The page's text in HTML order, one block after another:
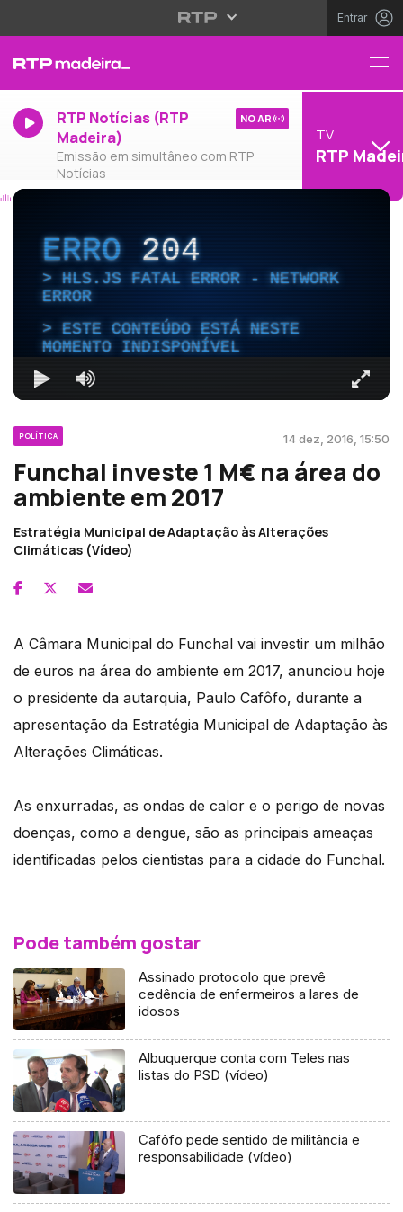
Entrar
RTP Notícias (RTP
Madeira)
Emissão em simultâneo com RTP
Notícias
NO AR
TV
RTP
ERRO204
HLS.JS FATAL ERROR - NETWORK
ERROR
ESTE CONTEÚDO ESTÁ NESTE
MOMENTO INDISPONÍVEL
POLÍTICA 14 dez, 2016, 15:50
Funchal investe 1 M€ na área do
ambiente em 2017
Estratégia Municipal de Adaptação às Alterações
Climáticas (Vídeo)
A Câmara Municipal do Funchal vai investir um milhão
de euros na área do ambiente em 2017, anunciou hoje
o presidente da autarquia, Paulo Cafôfo, durante a
apresentação da Estratégia Municipal de Adaptação às
Alterações Climáticas.
As enxurradas, as ondas de calor e o perigo de novas
doenças, como a dengue, são as principais ameaças
identificadas pelos cientistas para a cidade do Funchal.
Pode também gostar
Assinado protocolo que prevê
cedência de enfermeiros a lares de
idosos
Albuquerque conta com Teles nas
listas do PSD (vídeo)
Cafôfo pede sentido de militância e
responsabilidade (vídeo)